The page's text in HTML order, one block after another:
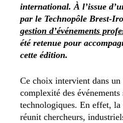
international. À l’issue
par le Technopôle Brest-
gestion d’événements
été retenue pour
cette édition.
Ce choix intervient dans un
complexité des
technologiques. En effet,
réunit chercheurs,